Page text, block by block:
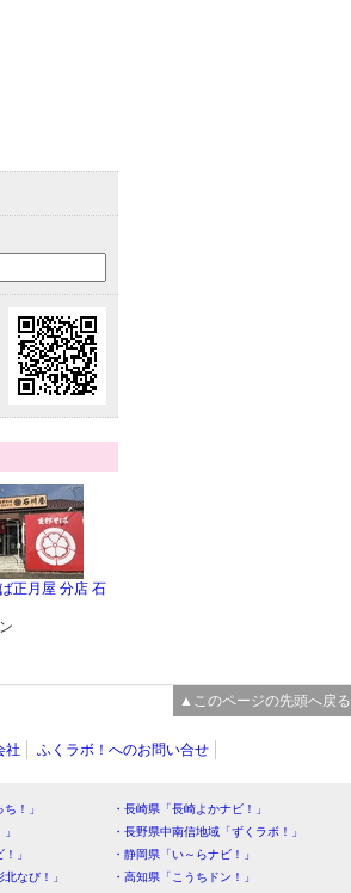
正月屋 分店 石
▲このページの先頭へ戻る
社 ふくラボ！へのお問い合せ
！」
・長崎県「長崎よかナビ！」
・長野県中南信地域「ずくラボ！」
」
・静岡県「い～らナビ！」
なび！」 ・高知県「こうちドン！」